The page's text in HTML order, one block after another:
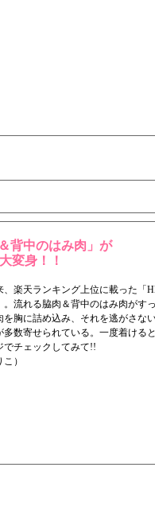
背中のはみ肉」が
変身！！
楽天ランキング上位に載った「
。流れる脇肉＆背中のはみ肉がす
を胸に詰め込み、それを逃がさ
多数寄せられている。一度着け
でチェックしてみて!!
）